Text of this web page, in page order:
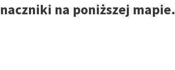
na poniższej mapie.